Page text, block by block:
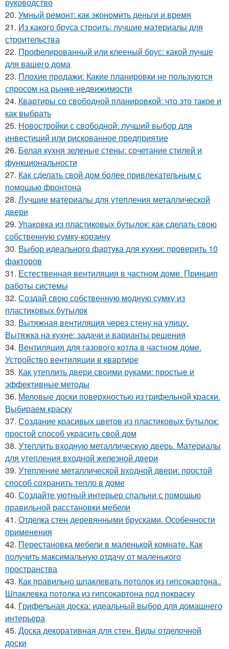
руководство
20. Умный ремонт: как экономить деньги и время
21. Из какого бруса строить: лучшие материалы для
строительства
22. Профелированный или клееный брус: какой лучше
для вашего дома
23. Плохие продажи: Какие планировки не пользуются
спросом на рынке недвижимости
24. Квартиры со свободной планировкой: что это такое и
как выбрать
25. Новостройки с свободной: лучший выбор для
инвестиций или рискованное предприятие
26. Белая кухня зеленые стены: сочетание стилей и
функциональности
27. Как сделать свой дом более привлекательным с
помощью фронтона
28. Лучшие материалы для утепления металлической
двери
29. Упаковка из пластиковых бутылок: как сделать свою
собственную сумку-корзину
30. Выбор идеального фартука для кухни: проверить 10
факторов
31. Естественная вентиляция в частном доме. Принцип
работы системы
32. Создай свою собственную модную сумку из
пластиковых бутылок
33. Вытяжная вентиляция через стену на улицу.
Вытяжка на кухне: задачи и варианты решения
34. Вентиляция для газового котла в частном доме.
Устройство вентиляции в квартире
35. Как утеплить двери своими руками: простые и
эффективные методы
36. Меловые доски поверхностью из грифельной краски.
Выбираем краску
37. Создание красивых цветов из пластиковых бутылок:
простой способ украсить свой дом
38. Утеплить входную металлическую дверь. Материалы
для утепления входной железной двери
39. Утепление металлической входной двери: простой
способ сохранить тепло в доме
40. Создайте уютный интерьер спальни с помощью
правильной расстановки мебели
41. Отделка стен деревянными брусками. Особенности
применения
42. Перестановка мебели в маленькой комнате. Как
получить максимальную отдачу от маленького
пространства
43. Как правильно шпаклевать потолок из гипсокартона..
Шпаклевка потолка из гипсокартона под покраску
44. Грифельная доска: идеальный выбор для домашнего
интерьера
45. Доска декоративная для стен. Виды отделочной
доски